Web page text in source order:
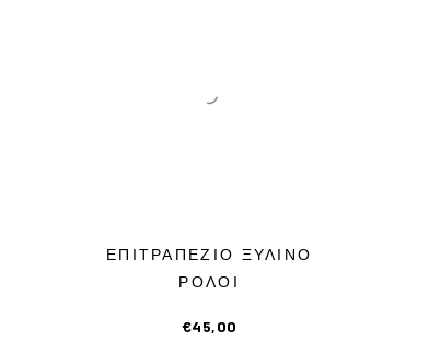
ΕΠΙΤΡΑΠΕΖΙΟ ΞΥΛΙΝΟ
ΡΟΛΟΙ
€45,00